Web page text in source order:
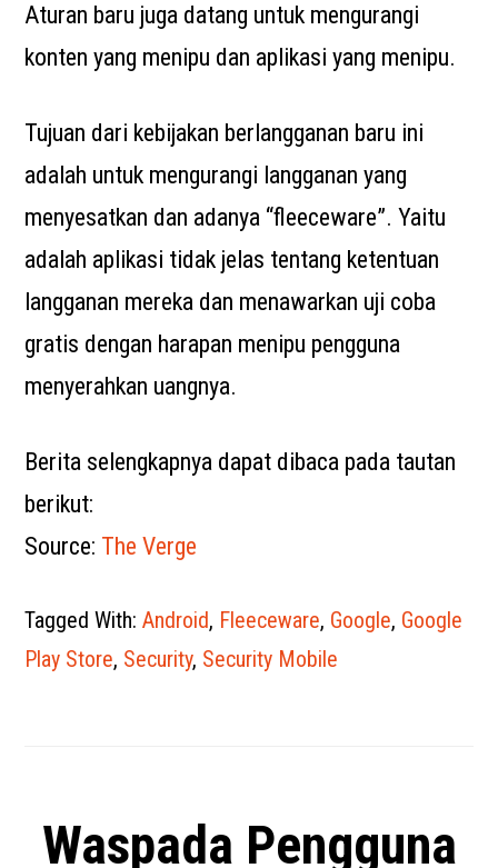
Aturan baru juga datang untuk mengurangi
konten yang menipu dan aplikasi yang menipu.
Tujuan dari kebijakan berlangganan baru ini
adalah untuk mengurangi langganan yang
menyesatkan dan adanya “fleeceware”. Yaitu
adalah aplikasi tidak jelas tentang ketentuan
langganan mereka dan menawarkan uji coba
gratis dengan harapan menipu pengguna
menyerahkan uangnya.
Berita selengkapnya dapat dibaca pada tautan
berikut:
Source: The Verge
Tagged With:Android, Fleeceware, Google, Google
Play Store, Security, Security Mobile
Waspada Pengguna